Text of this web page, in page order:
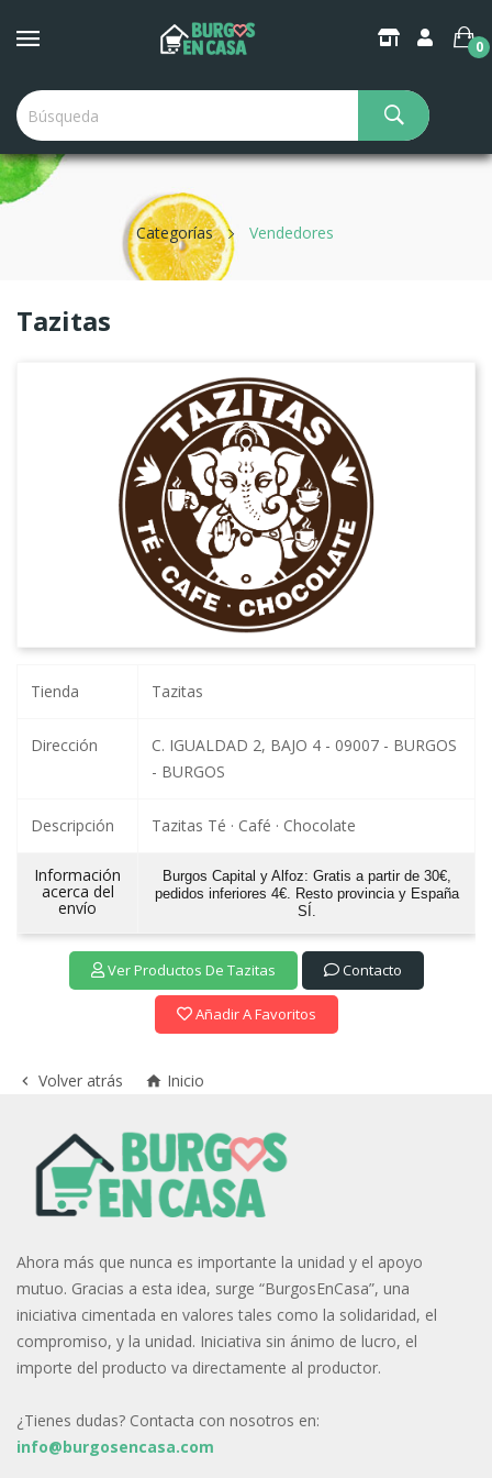
0
Categorías Vendedores
Tazitas
Tienda Tazitas
Dirección
C. IGUALDAD 2, BAJO 4 - 09007 - BURGOS
- BURGOS
Descripción Tazitas Té · Café · Chocolate
Información
acerca del
envío
Burgos Capital y Alfoz: Gratis a partir de 30€,
pedidos inferiores 4€. Resto provincia y España
SÍ.
Ver Productos De Tazitas Contacto
Añadir A Favoritos
 Volver atrás  Inicio
Ahora más que nunca es importante la unidad y el apoyo
mutuo. Gracias a esta idea, surge “BurgosEnCasa”, una
iniciativa cimentada en valores tales como la solidaridad, el
compromiso, y la unidad. Iniciativa sin ánimo de lucro, el
importe del producto va directamente al productor.
¿Tienes dudas? Contacta con nosotros en:
info@burgosencasa.com
Create Wishlist ×
Wishlist name
Cancel